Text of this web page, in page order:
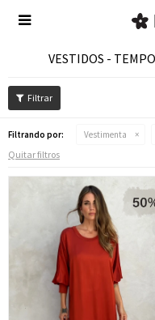

VESTIDOS -
Filtrando por: Vestimenta
Quitar filtros